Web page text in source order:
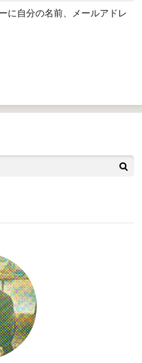
に自分の名前、メールアドレ